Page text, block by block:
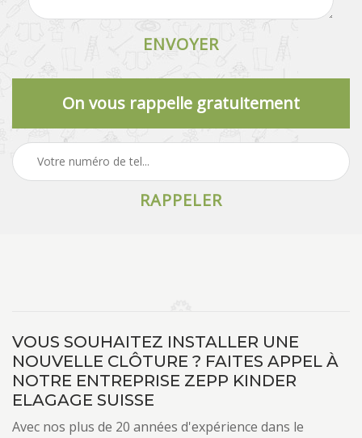
On vous rappelle gratuitement
VOUS SOUHAITEZ INSTALLER UNE
NOUVELLE CLÔTURE ? FAITES APPEL À
NOTRE ENTREPRISE ZEPP KINDER
ELAGAGE SUISSE
Avec nos plus de 20 années d'expérience dans le